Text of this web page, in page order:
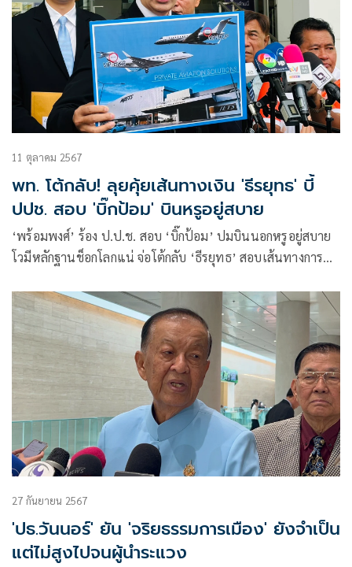
11 ตุลาคม 2567
พท. โต้กลับ! ลุยคุ้ยเส้นทางเงิน 'ธีรยุทธ' บี้
ปปช. สอบ 'บิ๊กป้อม' บินหรูอยู่สบาย
‘พร้อมพงศ์’ ร้อง ป.ป.ช. สอบ ‘บิ๊กป้อม’ ปมบินนอกหรูอยู่สบาย
โวมีหลักฐานช็อกโลกแน่ จ่อโต้กลับ ‘ธีรยุทธ’ สอบเส้นทางการ
27 กันยายน 2567
'ปธ.วันนอร์' ยัน 'จริยธรรมการเมือง' ยังจำเป็น
แต่ไม่สูงไปจนผู้นำระแวง